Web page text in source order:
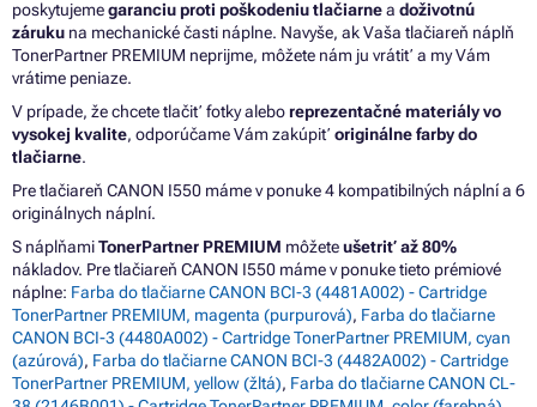
poskytujemegaranciu proti poškodeniu tlačiarnea doživotnú
záruku na mechanické časti náplne. Navyše, ak Vaša tlačiareň náplň
TonerPartner PREMIUM neprijme, môžete nám ju vrátiť a my Vám
vrátime peniaze.
V prípade, že chcete tlačiť fotky aleboreprezentačné materiály vo
vysokej kvalite, odporúčame Vám zakúpiť originálne farby do
tlačiarne.
Pre tlačiareň CANON I550 máme v ponuke 4 kompatibilných náplní a 6
originálnych náplní.
S náplňamiTonerPartner PREMIUM môžeteušetriť až 80%
nákladov. Pre tlačiareň CANON I550 máme v ponuke tieto prémiové
náplne: Farba do tlačiarne CANON BCI-3 (4481A002) - Cartridge
TonerPartner PREMIUM, magenta (purpurová), Farba do tlačiarne
CANON BCI-3 (4480A002) - Cartridge TonerPartner PREMIUM, cyan
(azúrová), Farba do tlačiarne CANON BCI-3 (4482A002) - Cartridge
TonerPartner PREMIUM, yellow (žltá), Farba do tlačiarne CANON CL-